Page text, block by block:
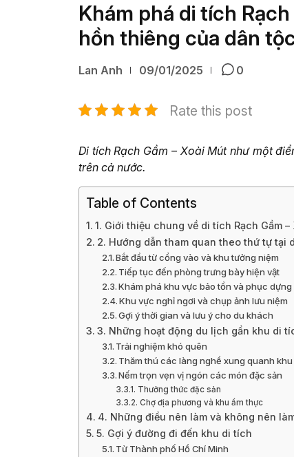
Khám phá di tích
hồn thiêng của dân
Lan Anh 09/01/2025 0
Rate this post
Di tích Rạch Gầm – Xoài Mút như một
trên cả nước.
Table of Contents
1. Giới thiệu chung về di tích Rạch Gầm
2. Hướng dẫn tham quan theo thứ tự tại
Bắt đầu từ cổng vào và khu tưởng niệm
Tiếp tục đến phòng trưng bày hiện vật
Khám phá khu vực bảo tồn và phục dựng
Khu vực nghỉ ngơi và chụp ảnh lưu niệm
Gợi ý thời gian và lưu ý cho du khách
3. Những hoạt động du lịch gần khu di
Trải nghiệm khó quên
Thăm thú các làng nghề xung quanh
Nếm trọn vẹn vị ngón các món đặc sản
Thưởng thức đặc sản
Chợ địa phương và khu ẩm thực
4. Những điều nên làm và không nên
5. Gợi ý đường đi đến khu di tích
Từ Thành phố Hồ Chí Minh